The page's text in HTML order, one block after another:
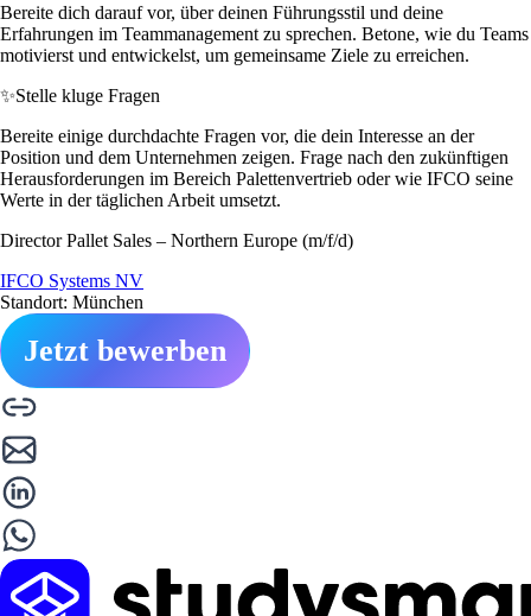
Bereite dich darauf vor, über deinen Führungsstil und deine
Erfahrungen im Teammanagement zu sprechen. Betone, wie du Teams
motivierst und entwickelst, um gemeinsame Ziele zu erreichen.
✨Stelle kluge Fragen
Bereite einige durchdachte Fragen vor, die dein Interesse an der
Position und dem Unternehmen zeigen. Frage nach den zukünftigen
Herausforderungen im Bereich Palettenvertrieb oder wie IFCO seine
Werte in der täglichen Arbeit umsetzt.
Director Pallet Sales – Northern Europe (m/f/d)
IFCO Systems NV
Standort: München
Jetzt bewerben